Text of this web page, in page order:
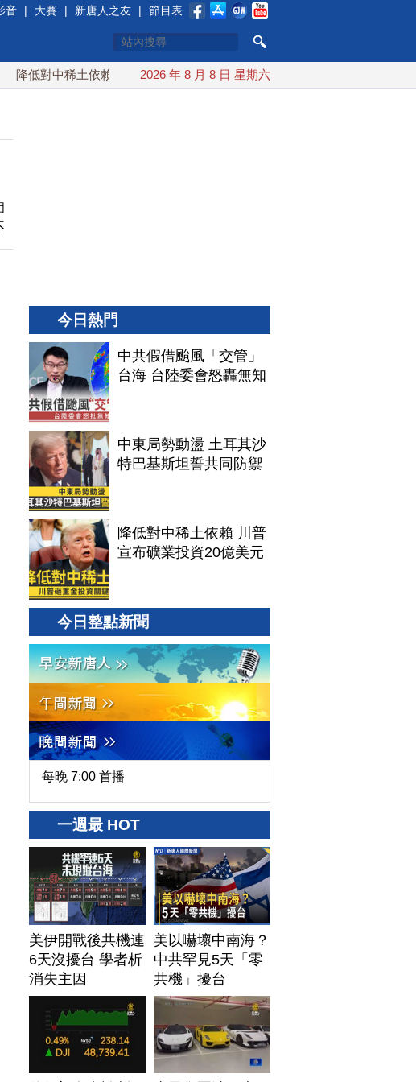
音 | 大賽 | 新唐人之友 | 節目表
降低對中稀土依賴 川普宣布礦業投資20億美元
2026 年 8 月 8 日 星期六
今日熱門
中共假借颱風「交管」
台海 台陸委會怒轟無知
中東局勢動盪 土耳其沙
特巴基斯坦誓共同防禦
降低對中稀土依賴 川普
宣布礦業投資20億美元
今日整點新聞
每晚 7:00 首播
一週最 HOT
美伊開戰後共機連
6天沒擾台 學者析
消失主因
美以嚇壞中南海？
中共罕見5天「零
共機」擾台